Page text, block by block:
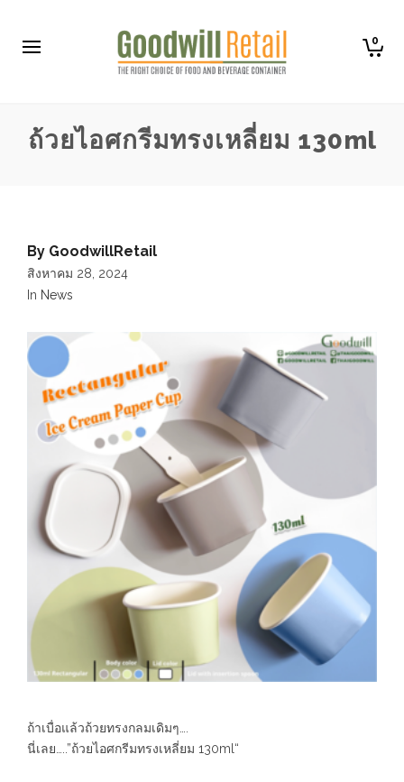
0
ถ้วยไอศกรีมทรงเหลี่ยม 130ml
By GoodwillRetail
สิงหาคม 28, 2024
In News
ถ้าเบื่อแล้วถ้วยทรงกลมเดิมๆ….
นี่เลย…..”ถ้วยไอศกรีมทรงเหลี่ยม 130ml“